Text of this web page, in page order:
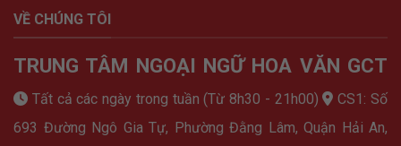
VỀ CHÚNG TÔI
TRUNG TÂM NGOẠI NGỮ HOA VĂN GCT
Tất cả các ngày trong tuần (Từ 8h30 - 21h00)
CS1: Số
693 Đường Ngô Gia Tự, Phường Đằng Lâm, Quận Hải An,